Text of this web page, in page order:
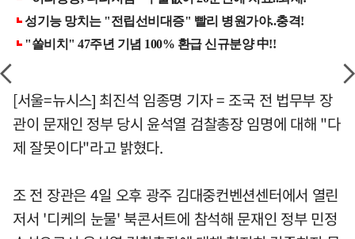
[서울=뉴시스] 최진석 임종명 기자 = 조국 전 법무부 장
관이 문재인 정부 당시 윤석열 검찰총장 임명에 대해 "다
제 잘못이다"라고 밝혔다.
조 전 장관은 4일 오후 광주 김대중컨벤션센터에서 열린
저서 '디케의 눈물' 북콘서트에 참석해 문재인 정부 민정